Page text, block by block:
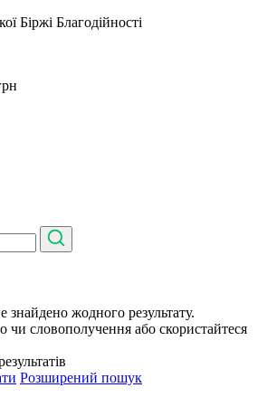
Біржі Благодійності
знайдено жодного результату.
чи словополучення або скористайтеся
Розширений пошук